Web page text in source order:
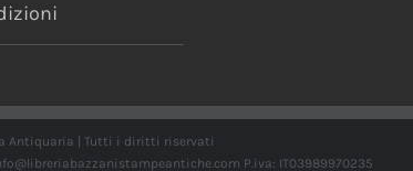
Antiquaria | Tutti i diritti riservati
P.iva: IT03989970235